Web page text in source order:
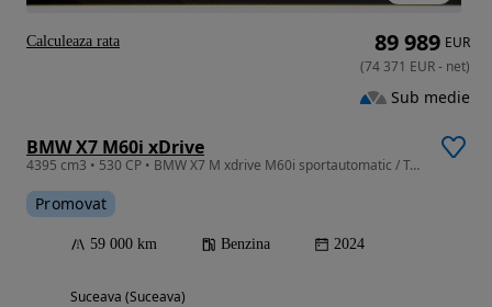
BMW X7 M60i xDrive
4395 cm3 • 530 CP • BMW X7 M xdrive M60i sportautomatic / Trapă / Cameră / Harman-Kardon
Promovat
59 000 km Benzina 2024
Suceava (Suceava)
89 989 EUR
(74 371 EUR- net)
Sub medie
Calculeaza rata